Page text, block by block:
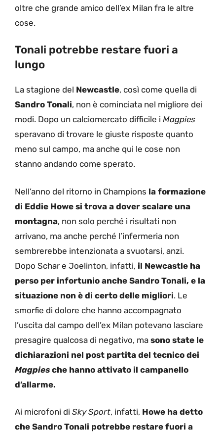
oltre che grande amico dell’ex Milan fra le altre
cose.
Tonali potrebbe restare fuori a
lungo
La stagione del Newcastle, così come quella di
Sandro Tonali, non è cominciata nel migliore dei
modi. Dopo un calciomercato difficile i Magpies
speravano di trovare le giuste risposte quanto
meno sul campo, ma anche qui le cose non
stanno andando come sperato.
Nell’anno del ritorno in Champions la formazione
di Eddie Howe si trova a dover scalare una
montagna, non solo perché i risultati non
arrivano, ma anche perché l’infermeria non
sembrerebbe intenzionata a svuotarsi, anzi.
Dopo Schar e Joelinton, infatti, il Newcastle ha
perso per infortunio anche Sandro Tonali, e la
situazione non è di certo delle migliori. Le
smorfie di dolore che hanno accompagnato
l’uscita dal campo dell’ex Milan potevano lasciare
presagire qualcosa di negativo, ma sono state le
dichiarazioni nel post partita del tecnico dei
Magpies che hanno attivato il campanello
d’allarme.
Ai microfoni di Sky Sport, infatti, Howe ha detto
che Sandro Tonali potrebbe restare fuori a